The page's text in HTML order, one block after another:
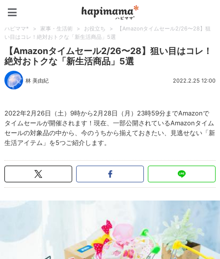
ハピママ* > 家事・生活術 > お役立ち >
【Amazonタイムセール2/26〜28】狙
い目はコレ！絶対おトクな「新生活商品」5選
【Amazonタイムセール2/26〜28】狙い目はコレ！
絶対おトクな「新生活商品」5選
林 美由紀 2022.2.25 12:00
2022年2月26日（土）9時から2月28日（月）23時59分までAmazonで
タイムセールが開催されます！現在、一部公開されているAmazonタイム
セールの対象品の中から、今のうちから揃えておきたい、見逃せない「新
生活アイテム」を5つご紹介します。